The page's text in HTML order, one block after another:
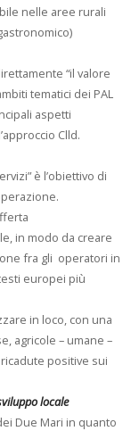
nelle aree rurali
“il valore
tematici dei PAL
aspetti
Clld.
è l’obiettivo di
in modo da creare
fra gli operatori in
europei più
in loco, con una
agricole – umane –
positive sui
locale
Due Mari in quanto